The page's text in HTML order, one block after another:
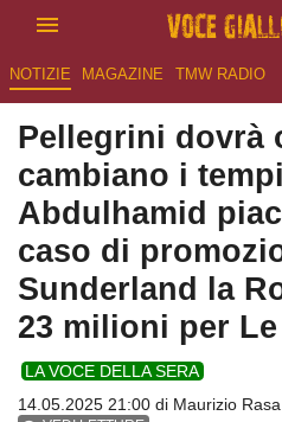
NOTIZIE MAGAZINE TMW RADIO
Pellegrini dovrà
cambiano i
Abdulhamid
caso di
Sunderland la
23 milioni per Le
LA VOCE DELLA SERA
14.05.2025 21:00 di Maurizio Rasa